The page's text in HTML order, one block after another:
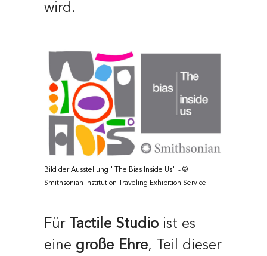
wird.
Bild der Ausstellung "The Bias Inside Us" - ©
Smithsonian Institution Traveling Exhibition Service
Für Tactile Studioist es
eine große Ehre, Teil dieser